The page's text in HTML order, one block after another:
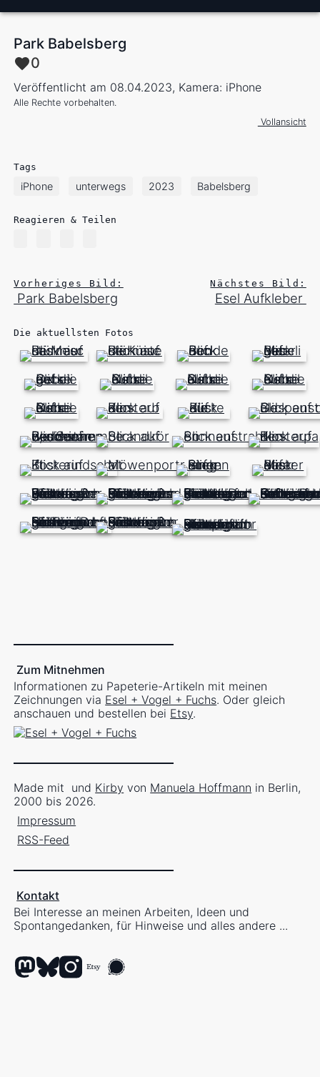
Park Babelsberg
0
Veröffentlicht am 08.04.2023, Kamera: iPhone
Alle Rechte vorbehalten.
Vollansicht
Tags
iPhone unterwegs 2023 Babelsberg
Reagieren & Teilen
Vorheriges Bild:
Park Babelsberg
Nächstes Bild:
Esel Aufkleber
Die aktuellsten Fotos
Zum Mitnehmen
Informationen zu Papeterie-Artikeln mit meinen
Zeichnungen via Esel + Vogel + Fuchs. Oder gleich
anschauen und bestellen bei Etsy.
Made mit und Kirby von Manuela Hoffmann in Berlin,
2000 bis 2026.
Impressum
RSS-Feed
Kontakt
Bei Interesse an meinen Arbeiten, Ideen und
Spontangedanken, für Hinweise und alles andere ...